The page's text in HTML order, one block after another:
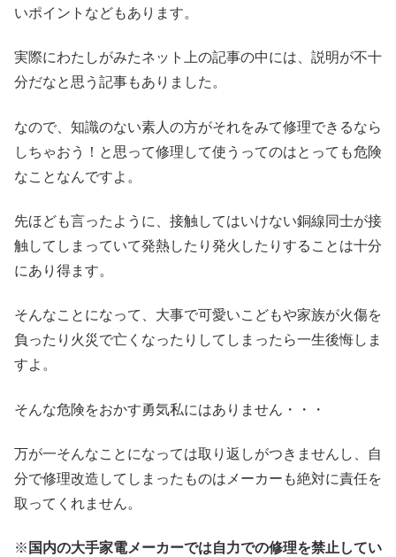
いポイントなどもあります。
実際にわたしがみたネット上の記事の中には、説明が不十
分だなと思う記事もありました。
なので、知識のない素人の方がそれをみて修理できるなら
しちゃおう！と思って修理して使うってのはとっても危険
なことなんですよ。
先ほども言ったように、接触してはいけない銅線同士が接
触してしまっていて発熱したり発火したりすることは十分
にあり得ます。
そんなことになって、大事で可愛いこどもや家族が火傷を
負ったり火災で亡くなったりしてしまったら一生後悔しま
すよ。
そんな危険をおかす勇気私にはありません・・・
万が一そんなことになっては取り返しがつきませんし、自
分で修理改造してしまったものはメーカーも絶対に責任を
取ってくれません。
※ 国内の大手家電メーカーでは自力での修理を禁止してい